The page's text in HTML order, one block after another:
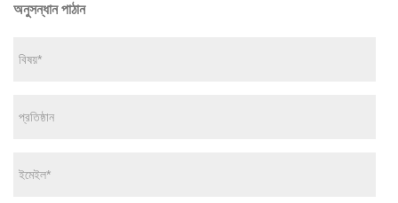
অনুসন্ধান পাঠান